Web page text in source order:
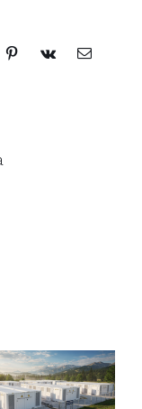
Pinterest
Vk
Correo